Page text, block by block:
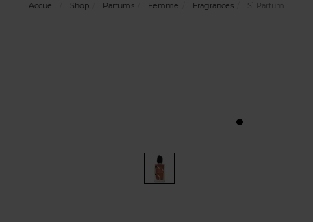
Accueil Shop Parfums Femme Fragrances Sì Parfum